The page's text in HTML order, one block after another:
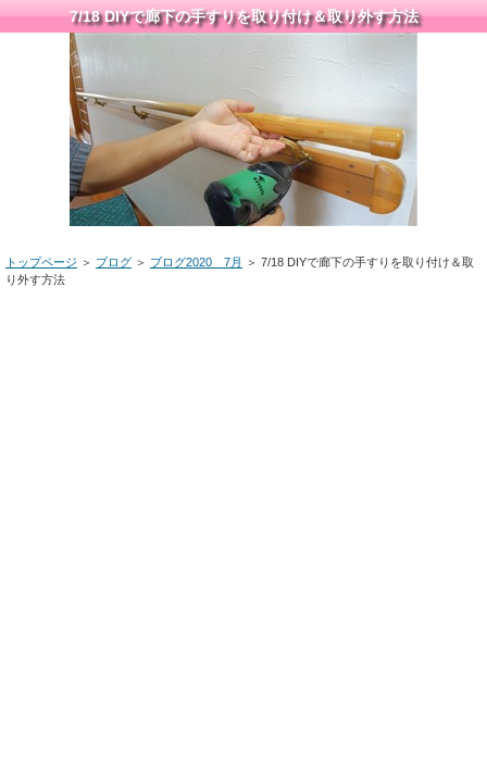
7/18 DIYで廊下の手すりを取り付け＆取り外す方法
トップページ ＞ ブログ ＞ ブログ2020 7月
＞ 7/18 DIYで廊下の手すりを取り付け＆取
り外す方法